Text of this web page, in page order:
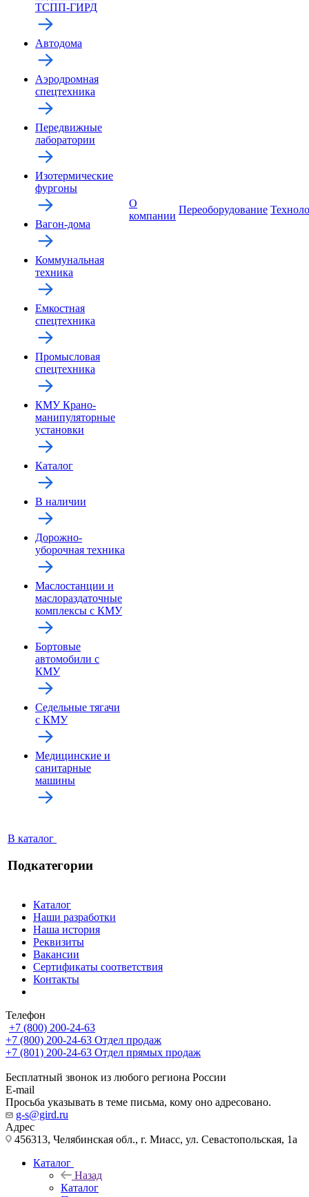
ТСПП-ГИРД
Автодома
Аэродромная
спецтехника
Передвижные
лаборатории
Изотермические
фургоны
Вагон-дома
Коммунальная
техника
Емкостная
спецтехника
Промысловая
спецтехника
КМУ Крано-
манипуляторные
установки
Каталог
В наличии
Дорожно-
уборочная техника
Маслостанции и
маслораздаточные
комплексы с КМУ
Бортовые
автомобили с
КМУ
Седельные тягачи
с КМУ
Медицинские и
санитарные
машины
В каталог
Подкатегории
О
компании
Переоборудование
Каталог
Наши разработки
Наша история
Реквизиты
Вакансии
Сертификаты соответствия
Контакты
Телефон
+7 (800) 200-24-63
+7 (800) 200-24-63 Отдел продаж
+7 (801) 200-24-63 Отдел прямых продаж
Бесплатный звонок из любого региона России
E-mail
Просьба указывать в теме письма, кому оно адресовано.
g-s@gird.ru
Адрес
456313, Челябинская обл., г. Миасс, ул. Севастопольская, 1а
Каталог
Назад
Каталог